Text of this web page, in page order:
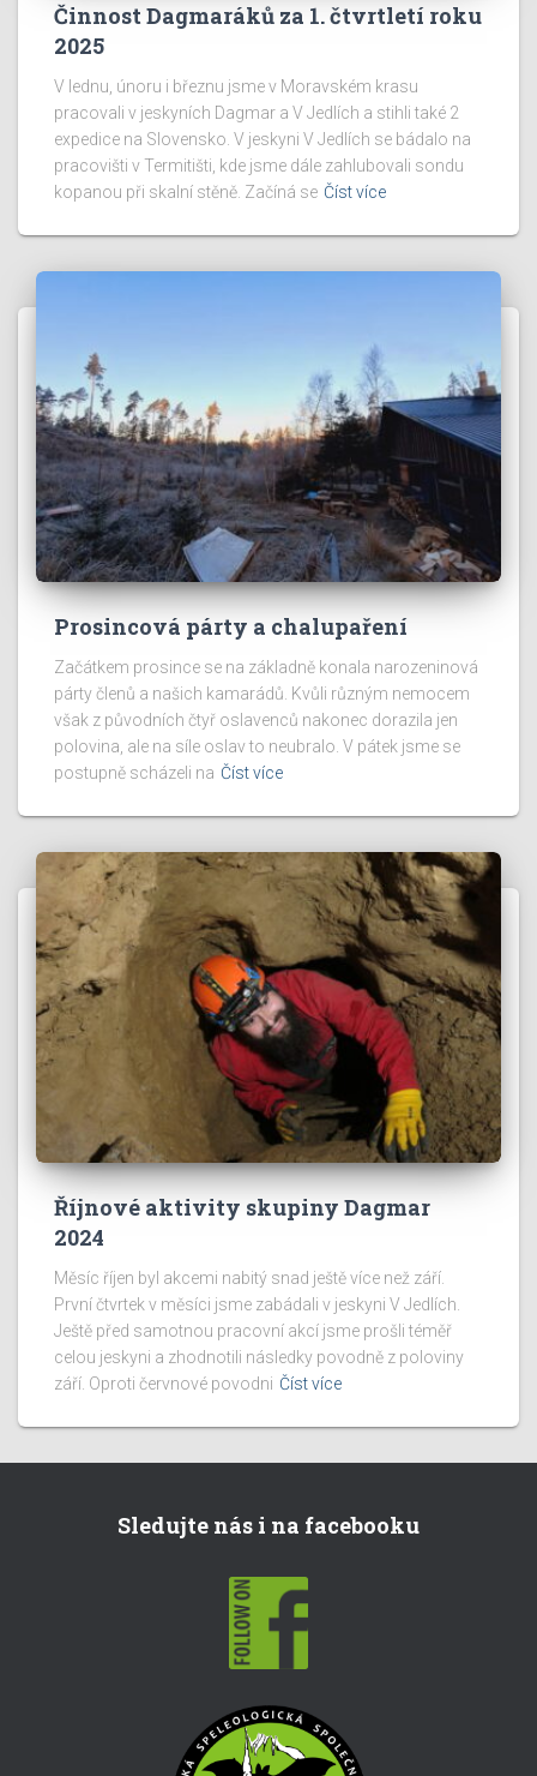
Činnost Dagmaráků za 1. čtvrtletí roku
2025
V lednu, únoru i březnu jsme v Moravském krasu
pracovali v jeskyních Dagmar a V Jedlích a stihli také 2
expedice na Slovensko. V jeskyni V Jedlích se bádalo na
pracovišti v Termitišti, kde jsme dále zahlubovali sondu
kopanou při skalní stěně. Začíná se Číst více
Prosincová párty a chalupaření
Začátkem prosince se na základně konala narozeninová
párty členů a našich kamarádů. Kvůli různým nemocem
však z původních čtyř oslavenců nakonec dorazila jen
polovina, ale na síle oslav to neubralo. V pátek jsme se
postupně scházeli na Číst více
Říjnové aktivity skupiny Dagmar
2024
Měsíc říjen byl akcemi nabitý snad ještě více než září.
První čtvrtek v měsíci jsme zabádali v jeskyni V Jedlích.
Ještě před samotnou pracovní akcí jsme prošli téměř
celou jeskyni a zhodnotili následky povodně z poloviny
září. Oproti červnové povodni Číst více
Sledujte nás i na facebooku